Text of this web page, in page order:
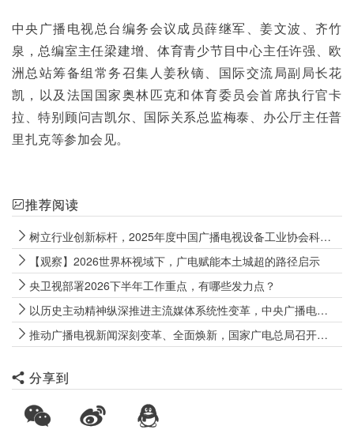
中央广播电视总台编务会议成员薛继军、姜文波、齐竹
泉，总编室主任梁建增、体育青少节目中心主任许强、欧
洲总站筹备组常务召集人姜秋镝、国际交流局副局长花
凯，以及法国国家奥林匹克和体育委员会首席执行官卡
拉、特别顾问吉凯尔、国际关系总监梅泰、办公厅主任普
里扎克等参加会见。
推荐阅读
树立行业创新标杆，2025年度中国广播电视设备工业协会科技创新奖揭晓
【观察】2026世界杯视域下，广电赋能本土城超的路径启示
央卫视部署2026下半年工作重点，有哪些发力点？
以历史主动精神纵深推进主流媒体系统性变革，中央广播电视总台召开2026年年中工作推进会
推动广播电视新闻深刻变革、全面焕新，国家广电总局召开广播电视新闻高质量发展座谈会
分享到